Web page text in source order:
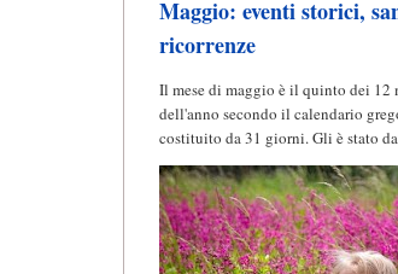
Maggio: eventi storici,
ricorrenze
Il mese di maggio è il quinto dei 12
dell'anno secondo il calendario
costituito da 31 giorni. Gli è stato